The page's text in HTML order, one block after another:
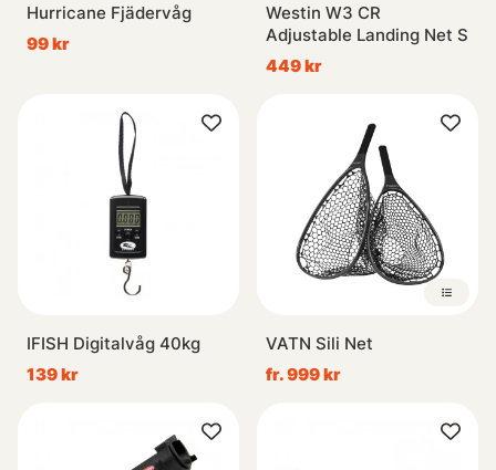
Hurricane Fjädervåg
99 kr
Westin W3 CR
Adjustable Landing Net S
449 kr
IFISH Digitalvåg 40kg
139 kr
VATN Sili Net
fr. 999 kr